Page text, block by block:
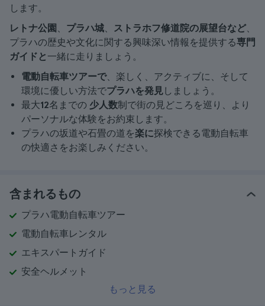
します。
レトナ公園 、 プラハ城、 ストラホフ修道院の展望台など、
プラハの歴史や文化に関する興味深い情報を提供する専門
ガイドと 一緒に走りましょう。
電動自転車ツアーで、楽しく、アクティブに、そして
環境に優しい方法でプラハを発見しましょう。
最大12名までの 少人数制で街の見どころを巡り、より
パーソナルな体験をお約束します。
プラハの坂道や石畳の道を楽に探検できる電動自転車
の快適さをお楽しみください。
含まれるもの
プラハ電動自転車ツアー
電動自転車レンタル
エキスパートガイド
安全ヘルメット
もっと見る